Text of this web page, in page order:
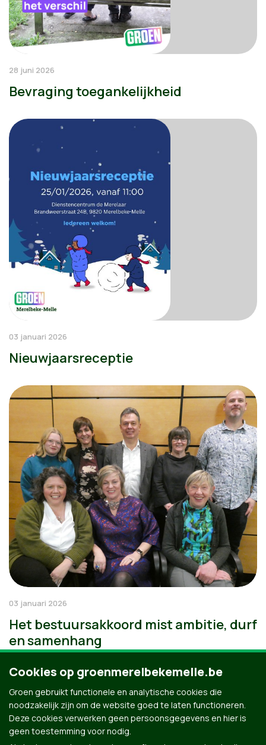
28 juni 2026
Bevraging toegankelijkheid
03 januari 2026
Nieuwjaarsreceptie
03 januari 2026
Het bestuursakkoord mist ambitie, durf
en samenhang
Cookies op groenmerelbekemelle.be
Groen gebruikt functionele en analytische cookies die
noodzakelijk zijn om de website goed te laten functioneren.
Deze cookies verwerken geen persoonsgegevens en hier is
geen toestemming voor nodig.